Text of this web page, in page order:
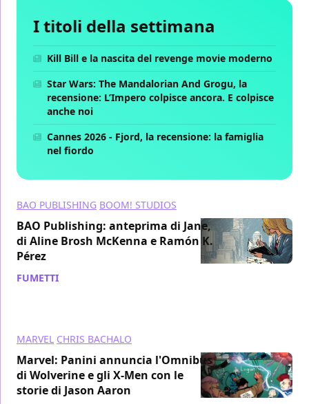
I titoli della settimana
Kill Bill e la nascita del revenge movie moderno
Star Wars: The Mandalorian And Grogu, la
recensione: L’Impero colpisce ancora. E colpisce
anche noi
Cannes 2026 - Fjord, la recensione: la famiglia
nel fiordo
BAO PUBLISHING BOOM! STUDIOS
BAO Publishing: anteprima di Jane,
di Aline Brosh McKenna e Ramón K.
Pérez
FUMETTI
MARVEL CHRIS BACHALO
Marvel: Panini annuncia l'Omnibus
di Wolverine e gli X-Men con le
storie di Jason Aaron